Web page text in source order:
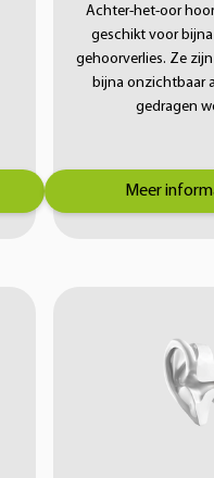
Achter-het-oor
geschikt voor
gehoorverlies. Ze
bijna onzichtbaar
gedragen
Meer